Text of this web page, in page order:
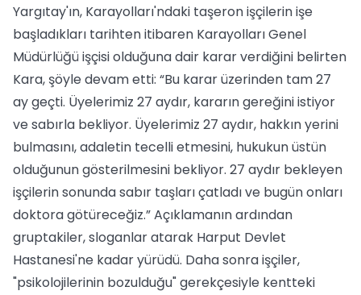
Yargıtay'ın, Karayolları'ndaki taşeron işçilerin işe
başladıkları tarihten itibaren Karayolları Genel
Müdürlüğü işçisi olduğuna dair karar verdiğini belirten
Kara, şöyle devam etti: “Bu karar üzerinden tam 27
ay geçti. Üyelerimiz 27 aydır, kararın gereğini istiyor
ve sabırla bekliyor. Üyelerimiz 27 aydır, hakkın yerini
bulmasını, adaletin tecelli etmesini, hukukun üstün
olduğunun gösterilmesini bekliyor. 27 aydır bekleyen
işçilerin sonunda sabır taşları çatladı ve bugün onları
doktora götüreceğiz.” Açıklamanın ardından
gruptakiler, sloganlar atarak Harput Devlet
Hastanesi'ne kadar yürüdü. Daha sonra işçiler,
"psikolojilerinin bozulduğu" gerekçesiyle kentteki